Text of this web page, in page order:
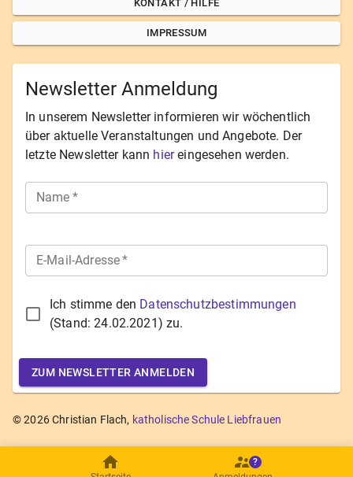
KONTAKT / HILFE
IMPRESSUM
Newsletter Anmeldung
In unserem Newsletter informieren wir wöchentlich
über aktuelle Veranstaltungen und Angebote. Der
letzte Newsletter kann hier eingesehen werden.
Name *
E-Mail-Adresse*
Ich stimme den Datenschutzbestimmungen
(Stand:24.02.2021) zu.
ZUM NEWSLETTER ANMELDEN
©2026Christian Flach, katholische Schule Liebfrauen
?